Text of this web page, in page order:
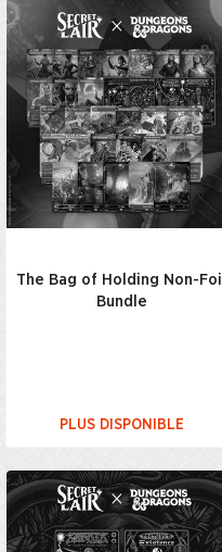
The Bag of Holding Non-Foil
Bundle
PLUS DISPONIBLE